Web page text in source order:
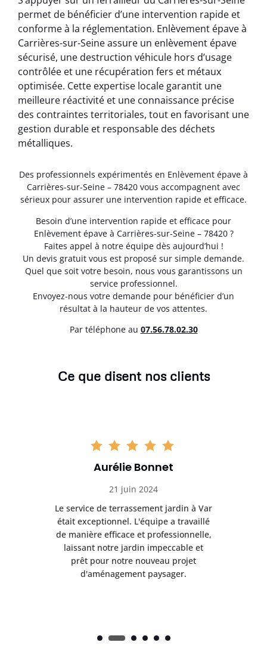
permet de bénéficier d’une intervention rapide et
conforme à la réglementation. Enlèvement épave à
Carrières-sur-Seine assure un enlèvement épave
sécurisé, une destruction véhicule hors d’usage
contrôlée et une récupération fers et métaux
optimisée. Cette expertise locale garantit une
meilleure réactivité et une connaissance précise
des contraintes territoriales, tout en favorisant une
gestion durable et responsable des déchets
métalliques.
Des professionnels expérimentés en Enlèvement épave à
Carrières-sur-Seine – 78420 vous accompagnent avec
sérieux pour assurer une intervention rapide et efficace.
Besoin d’une intervention rapide et efficace pour
Enlèvement épave à Carrières-sur-Seine – 78420 ?
Faites appel à notre équipe dès aujourd’hui !
Un devis gratuit vous est proposé sur simple demande.
Quel que soit votre besoin, nous vous garantissons un
service professionnel.
Envoyez-nous votre demande pour bénéficier d’un
résultat à la hauteur de vos attentes.
Par téléphone au 07.56.78.02.30
Ce que disent nos clients
Aurélie Bonnet
21 juin 2024
Le service de terrassement jardin à Var
était exceptionnel. L'équipe a travaillé
de manière efficace et professionnelle,
laissant notre jardin impeccable et
prêt pour notre nouveau projet
d'aménagement paysager.